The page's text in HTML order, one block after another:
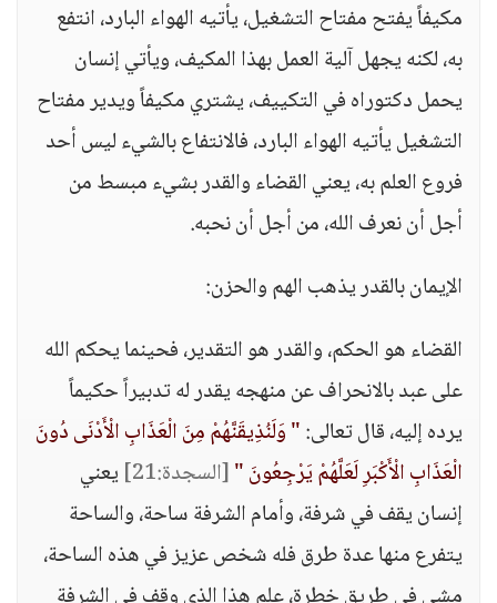
مكيفاً يفتح مفتاح التشغيل، يأتيه الهواء البارد، انتفع
به، لكنه يجهل آلية العمل بهذا المكيف، ويأتي إنسان
يحمل دكتوراه في التكييف، يشتري مكيفاً ويدير مفتاح
التشغيل يأتيه الهواء البارد، فالانتفاع بالشيء ليس أحد
فروع العلم به، يعني القضاء والقدر بشيء مبسط من
أجل أن نعرف الله، من أجل أن نحبه.
الإيمان بالقدر يذهب الهم والحزن:
القضاء هو الحكم، والقدر هو التقدير، فحينما يحكم الله
على عبد بالانحراف عن منهجه يقدر له تدبيراً حكيماً
يرده إليه، قال تعالى:" وَلَنُذِيقَنَّهُمْ مِنَ الْعَذَابِ الْأَدْنَى دُونَ
الْعَذَابِ الْأَكْبَرِ لَعَلَّهُمْ يَرْجِعُونَ "[السجدة:21]
يعني
إنسان يقف في شرفة، وأمام الشرفة ساحة، والساحة
يتفرع منها عدة طرق فله شخص عزيز في هذه الساحة،